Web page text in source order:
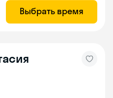
Выбрать время